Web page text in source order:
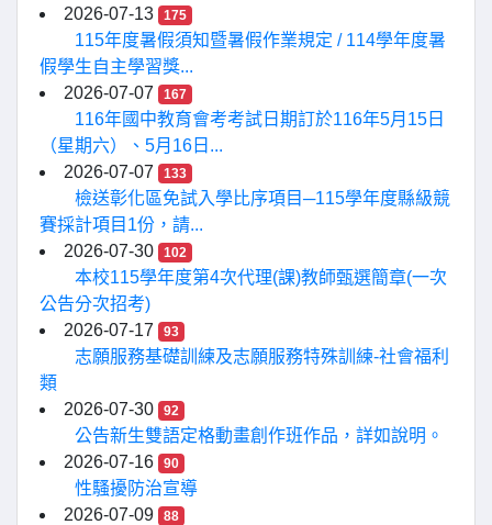
2026-07-13
175
115年度暑假須知暨暑假作業規定 / 114學年度暑
假學生自主學習獎...
2026-07-07
167
116年國中教育會考考試日期訂於116年5月15日
（星期六）、5月16日...
2026-07-07
133
檢送彰化區免試入學比序項目─115學年度縣級競
賽採計項目1份，請...
2026-07-30
102
本校115學年度第4次代理(課)教師甄選簡章(一次
公告分次招考)
2026-07-17
93
志願服務基礎訓練及志願服務特殊訓練-社會福利
類
2026-07-30
92
公告新生雙語定格動畫創作班作品，詳如說明。
2026-07-16
90
性騷擾防治宣導
2026-07-09
88